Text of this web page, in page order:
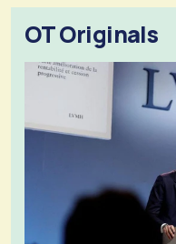
OT Originals